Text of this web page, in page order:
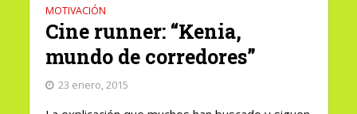
MOTIVACIÓN
Cine runner: “Kenia,
mundo de corredores”
23 enero, 2015